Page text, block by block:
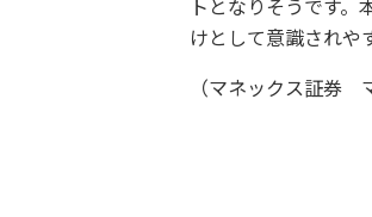
トとなりそうです。
けとして意識されや
（マネックス証券